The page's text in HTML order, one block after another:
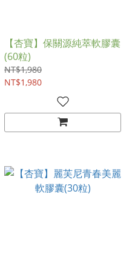
【杏寶】保關源純萃軟膠囊
(60粒)
NT$1,980
NT$1,980